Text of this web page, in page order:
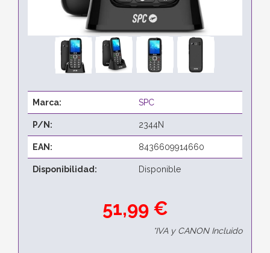
Marca: SPC
P/N: 2344N
EAN: 8436609914660
Disponibilidad: Disponible
51,99 €
*IVA y CANON Incluido